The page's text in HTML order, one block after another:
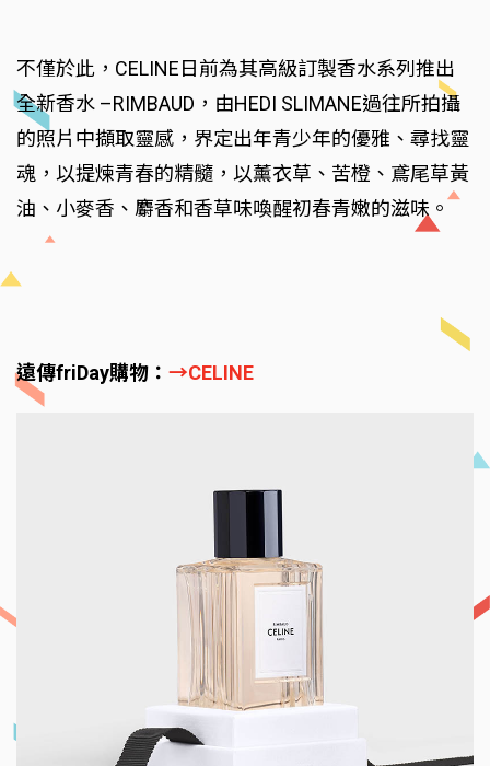
不僅於此，CELINE日前為其高級訂製香水系列推出
全新香水 –RIMBAUD，由HEDI SLIMANE過往所拍攝
的照片中擷取靈感，界定出年青少年的優雅、尋找靈
魂，以提煉青春的精髓，以薰衣草、苦橙、鳶尾草黃
油、小麥香、麝香和香草味喚醒初春青嫩的滋味。
遠傳friDay購物： →CELINE